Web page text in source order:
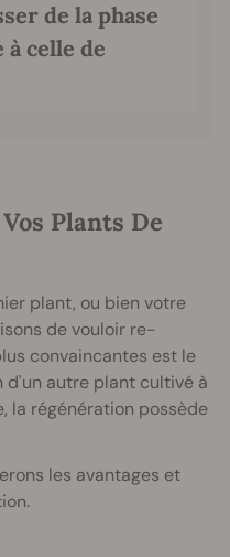
de la phase
celle de
Plants De
plant, ou bien votre
de vouloir re-
convaincantes est le
d'un autre plant cultivé à
la régénération possède
les avantages et